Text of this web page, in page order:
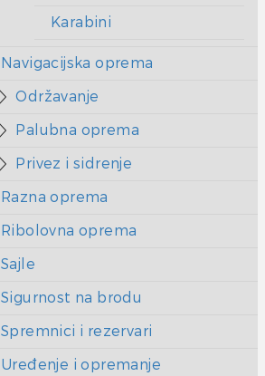
Karabini
Navigacijska oprema
Održavanje
Palubna oprema
Privez i sidrenje
Razna oprema
Ribolovna oprema
Sajle
Sigurnost na brodu
Spremnici i rezervari
Uređenje i opremanje